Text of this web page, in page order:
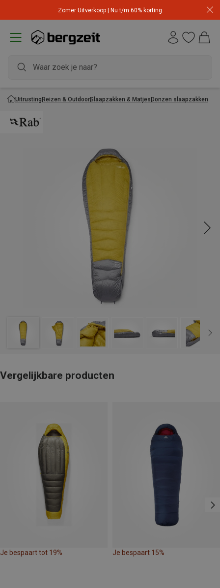
Zomer Uitverkoop | Nu t/m 60% korting
UitrustingReizen & OutdoorSlaapzakken & MatjesDonzen slaapzakken
Vergelijkbare producten
Je bespaart tot 19% Je bespaart 15%